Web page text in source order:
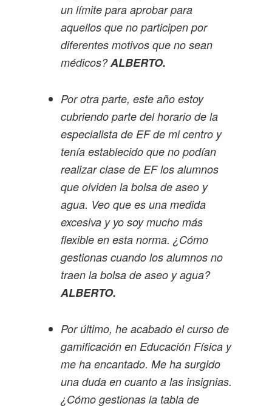
un límite para aprobar para
aquellos que no participen por
diferentes motivos que no sean
médicos?ALBERTO.
Por otra parte, este año estoy
cubriendo parte del horario de la
especialista de EF de mi centro y
tenía establecido que no podían
realizar clase de EF los alumnos
que olviden la bolsa de aseo y
agua. Veo que es una medida
excesiva y yo soy mucho más
flexible en esta norma. ¿Cómo
gestionas cuando los alumnos no
traen la bolsa de aseo y agua?
ALBERTO.
Por último, he acabado el curso de
gamificación en Educación Física y
me ha encantado. Me ha surgido
una duda en cuanto a las insignias.
¿Cómo gestionas la tabla de